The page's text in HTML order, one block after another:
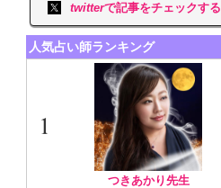
twitterで記事をチェックする
人気占い師ランキング
つきあかり先生